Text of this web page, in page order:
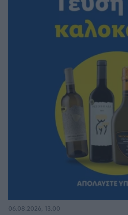
06.08.2026, 13:00